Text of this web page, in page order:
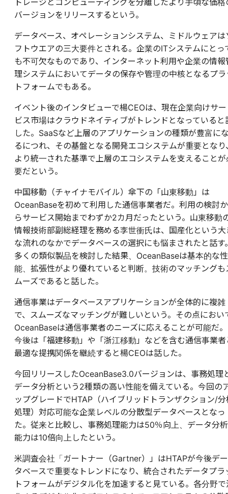
トレージとコンピューティングを分離したより手頃な価格
バージョンをリリースするという。
データベース、オペレーションシステム、ミドルウェアは
フトウエアの三大要件とされる。企業のITシステムにとっ
も不可欠なものであり、インターネット利用や企業の情報
理システムにおいてデータの保存や管理の中核となるプラ
トフォームでもある。
イベント後のインタビューで楊CEOは、現在企業向けサー
ビス市場はクラウドネイティブがトレンドとなっていると
した。SaaSなど上層のアプリケーションの種類が豊富に
るにつれ、その基盤となる開発エコシステムが重要となり
より統一された基準で上層のエコシステムを支えることが
要だという。
中国移動（チャイナモバイル）傘下の「山東移動」は
OceanBaseを初めて利用した通信事業者だ。利用の検討か
らサービス開始までわずか2カ月だったという。山東移動
情報技術部副総経理を務める李世衝氏は、国産化という大
な流れのなかでデータベースの選択にも悩まされたと話す
多くの類似製品を検討した結果、OceanBaseは基本的な性
能、拡張性がより優れていると判断。技術のマッチングも
ムーズであると話した。
通信事業はデータベースアプリケーションが全体的に複雑
で、スムーズなマッチングが難しいという。その点におい
OceanBaseは通信事業者のニーズに応えることが可能だ。
今後は「福建移動」や「浙江移動」などを含む通信事業者
最適な提携関係を継続すると楊CEOは話した。
今回リリースしたOceanBase3.0バージョンは、事務処理
データ分析という2種類の高い性能を備えている。今回の
ップグレードでHTAP（ハイブリッドトランザクション/分
処理）対応可能な企業レベルの分散型データベースとなっ
た。従来と比較し、事務処理能力は50％向上、データ分析
能力は10倍向上したという。
米調査会社「ガートナー（Gartner）」はHTAPが今後デー
タベースで重要なトレンドになり、統合されたデータプラ
トフォームがデジタル化を加速すると見ている。各分野で